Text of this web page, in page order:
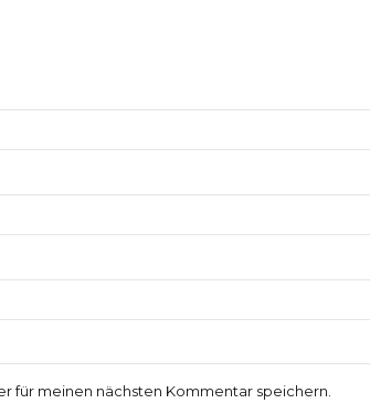
für meinen nächsten Kommentar speichern.